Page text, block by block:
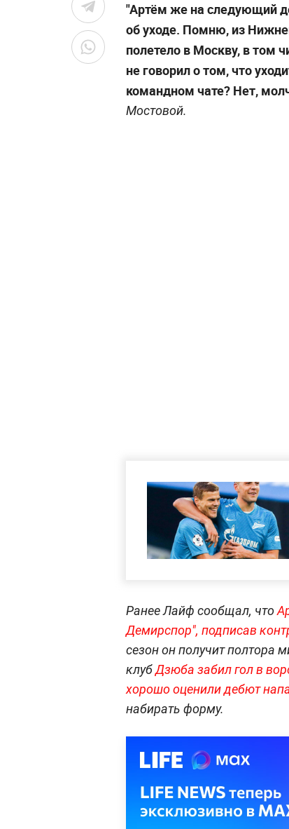
"Артём же на следующий
об уходе. Помню, из
полетело в Москву, в том
не говорил о том, что
командном чате? Нет,
Мостовой.
Ранее Лайф сообщал, что
Демирспор", подписав
сезон он получит полтора
клубДзюба забил гол в
хорошо оценили дебют
набирать форму.